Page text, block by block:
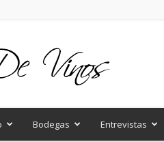
Bodegas Entrevistas